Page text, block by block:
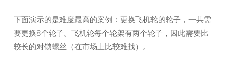
下面演示的是难度最高的案例：更换飞机轮的轮子，一共需
要更换8个轮子。飞机轮每个轮架有两个轮子，因此需要比
较长的对锁螺丝（在市场上比较难找）。